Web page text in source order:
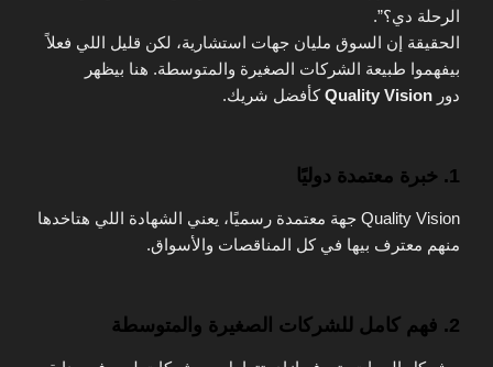
الرحلة دي؟”.
الحقيقة إن السوق مليان جهات استشارية، لكن قليل اللي فعلاً
بيفهموا طبيعة الشركات الصغيرة والمتوسطة. هنا بيظهر
دور Quality Visionكأفضل شريك.
1. خبرة معتمدة دوليًا
Quality Vision جهة معتمدة رسميًا، يعني الشهادة اللي هتاخدها
منهم معترف بيها في كل المناقصات والأسواق.
2. فهم كامل للشركات الصغيرة والمتوسطة